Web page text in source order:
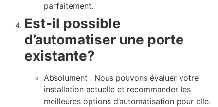
parfaitement.
Est-il possible
d’automatiser une porte
existante?
Absolument ! Nous pouvons évaluer votre
installation actuelle et recommander les
meilleures options d’automatisation pour elle.